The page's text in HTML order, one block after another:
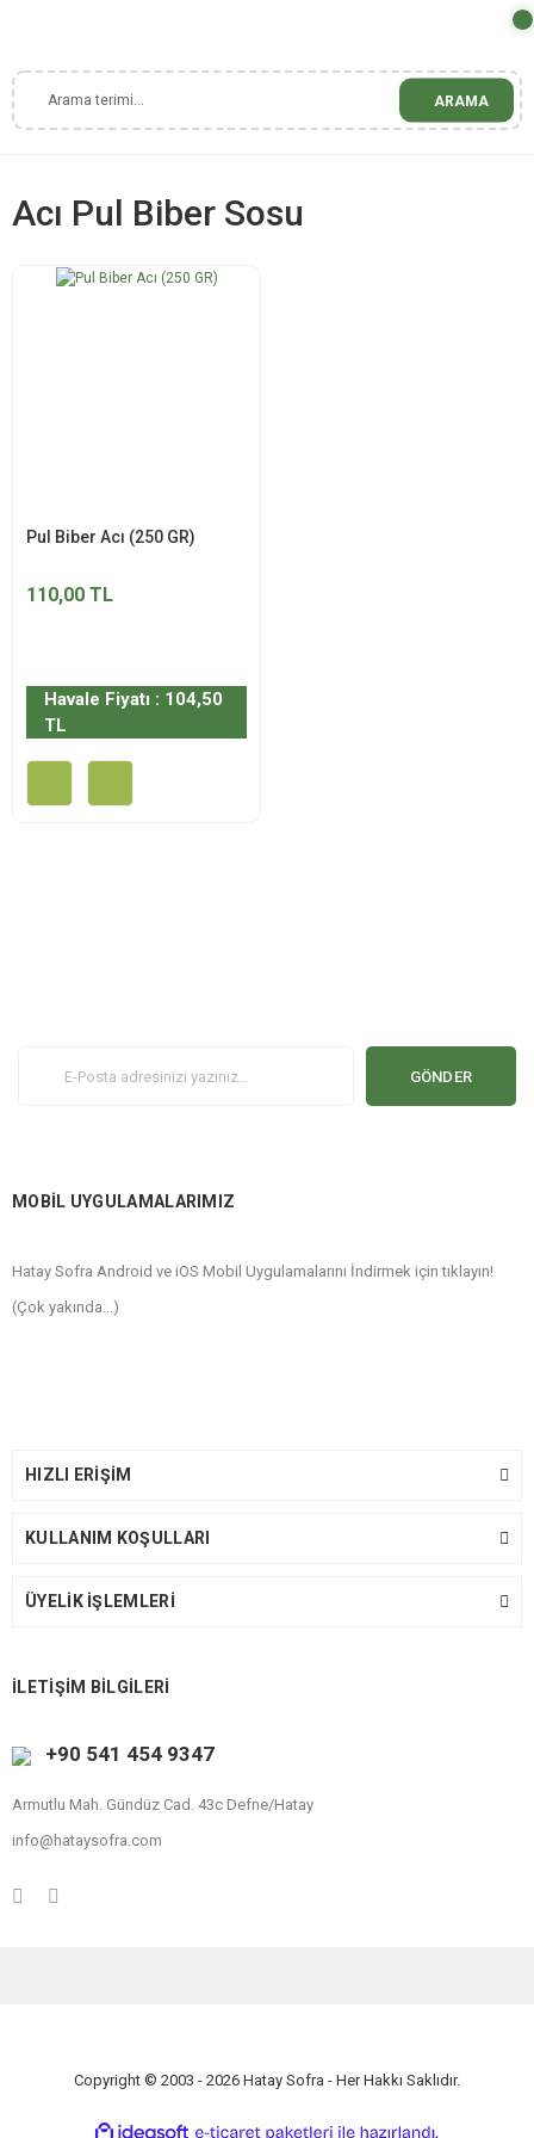
ARAMA
Acı Pul Biber Sosu
Pul Biber Acı (250 GR)
110,00 TL
Havale Fiyatı : 104,50
TL
GÖNDER
MOBİL UYGULAMALARIMIZ
Hatay Sofra Android ve iOS Mobil Uygulamalarını İndirmek için tıklayın!
(Çok yakında...)
HIZLI ERİŞİM
KULLANIM KOŞULLARI
ÜYELİK İŞLEMLERİ
İLETİŞİM BİLGİLERİ
+90 541 454 9347
Armutlu Mah. Gündüz Cad. 43c Defne/Hatay
info@hataysofra.com
Copyright © 2003 - 2026 Hatay Sofra - Her Hakkı Saklıdır.
ideasoft e-